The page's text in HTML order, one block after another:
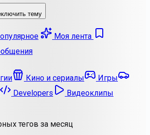
тему
Моя лента
Кино и сериалы
Игры
Developers
Видеоклипы
тегов за месяц